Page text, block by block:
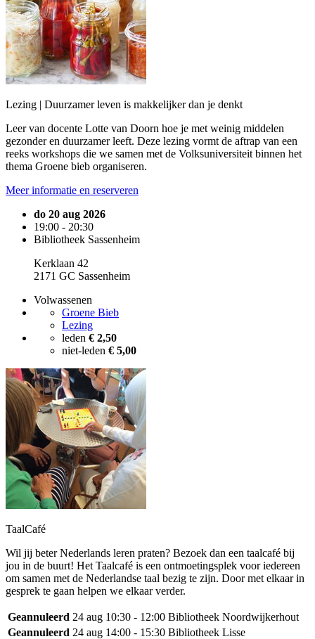
Lezing | Duurzamer leven is makkelijker dan je denkt
Leer van docente Lotte van Doorn hoe je met weinig middelen
gezonder en duurzamer leeft. Deze lezing vormt de aftrap van een
reeks workshops die we samen met de Volksuniversiteit binnen het
thema Groene bieb organiseren.
Meer informatie en reserveren
do 20 aug 2026
19:00 - 20:30
Bibliotheek Sassenheim
Kerklaan 42
2171 GC Sassenheim
Volwassenen
Groene Bieb
Lezing
leden € 2,50
niet-leden € 5,00
TaalCafé
Wil jij beter Nederlands leren praten? Bezoek dan een taalcafé bij
jou in de buurt! Het Taalcafé is een ontmoetingsplek voor iedereen
om samen met de Nederlandse taal bezig te zijn. Door met elkaar in
gesprek te gaan helpen we elkaar verder.
Geannuleerd 24 aug 10:30 - 12:00 Bibliotheek Noordwijkerhout
Geannuleerd 24 aug 14:00 - 15:30 Bibliotheek Lisse